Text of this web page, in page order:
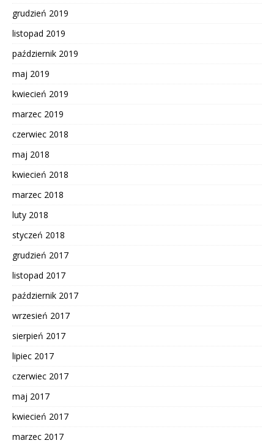
grudzień 2019
listopad 2019
październik 2019
maj 2019
kwiecień 2019
marzec 2019
czerwiec 2018
maj 2018
kwiecień 2018
marzec 2018
luty 2018
styczeń 2018
grudzień 2017
listopad 2017
październik 2017
wrzesień 2017
sierpień 2017
lipiec 2017
czerwiec 2017
maj 2017
kwiecień 2017
marzec 2017